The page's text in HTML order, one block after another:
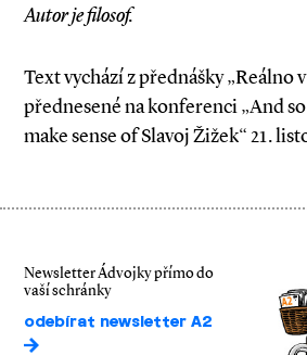
Autor je filosof.
Text vychází z přednášky „Reálno
přednesené na konferenci „And
make sense of Slavoj Žižek“ 21.
Newsletter Ádvojky přímo do
vaší schránky
odebírat newsletter A2